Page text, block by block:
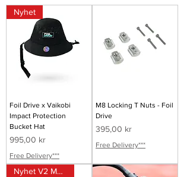
Nyhet
Foil Drive x Vaikobi
Impact Protection
Bucket Hat
Pris
995,00 kr
Free Delivery***
M8 Locking T Nuts - Foil
Drive
Pris
395,00 kr
Free Delivery***
Nyhet V2 Motor